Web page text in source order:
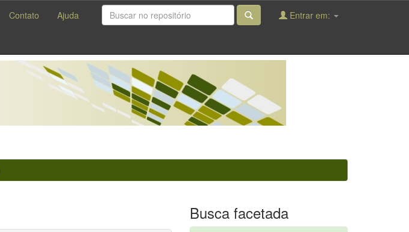
Contato Ajuda Entrar em:
Busca facetada